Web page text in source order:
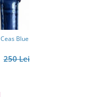
Blue
250 Lei